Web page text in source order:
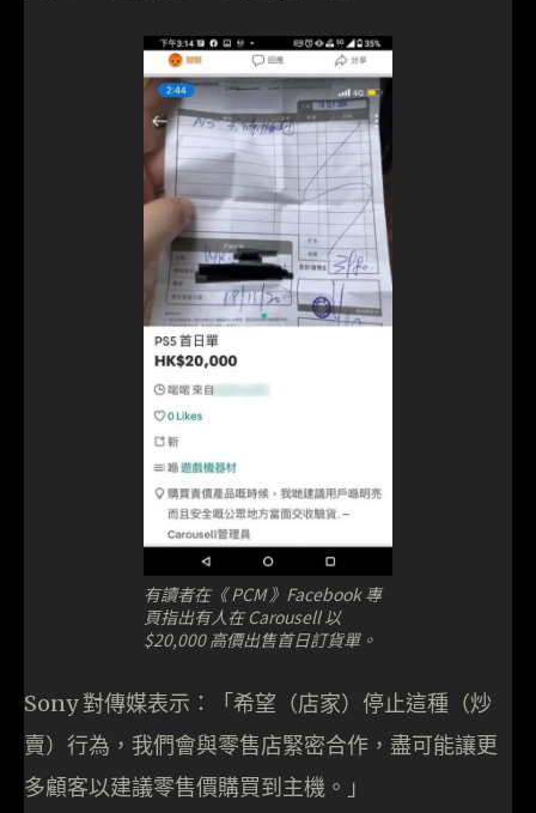
有讀者在《 PCM 》Facebook 專
頁指出有人在 Carousell 以
$20,000 高價出售首日訂貨單。
Sony 對傳媒表示：「希望（店家）停止這種（炒
賣）行為，我們會與零售店緊密合作，盡可能讓更
多顧客以建議零售價購買到主機。」